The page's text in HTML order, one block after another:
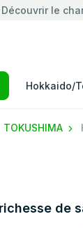
le
Hokkaido/
TOKUSHIMA
de